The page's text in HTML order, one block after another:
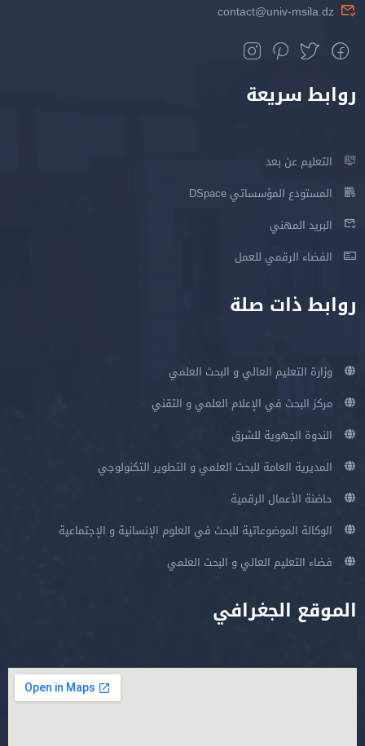
contact@univ-msila.dz
روابط سريعة
التعليم عن بعد
المستودع المؤسساتي DSpace
البريد المهني
الفضاء الرقمي للعمل
روابط ذات صلة
وزارة التعليم العالي و البحث العلمي
مركز البحث في الإعلام العلمي و التقني
الندوة الجهوية للشرق
المديرية العامة للبحث العلمي و التطوير التكنولوجي
حاضنة الأعمال الرقمية
الوكالة الموضوعاتية للبحث في العلوم الإنسانية و الإجتماعية
فضاء التعليم العالي و البحث العلمي
الموقع الجغرافي